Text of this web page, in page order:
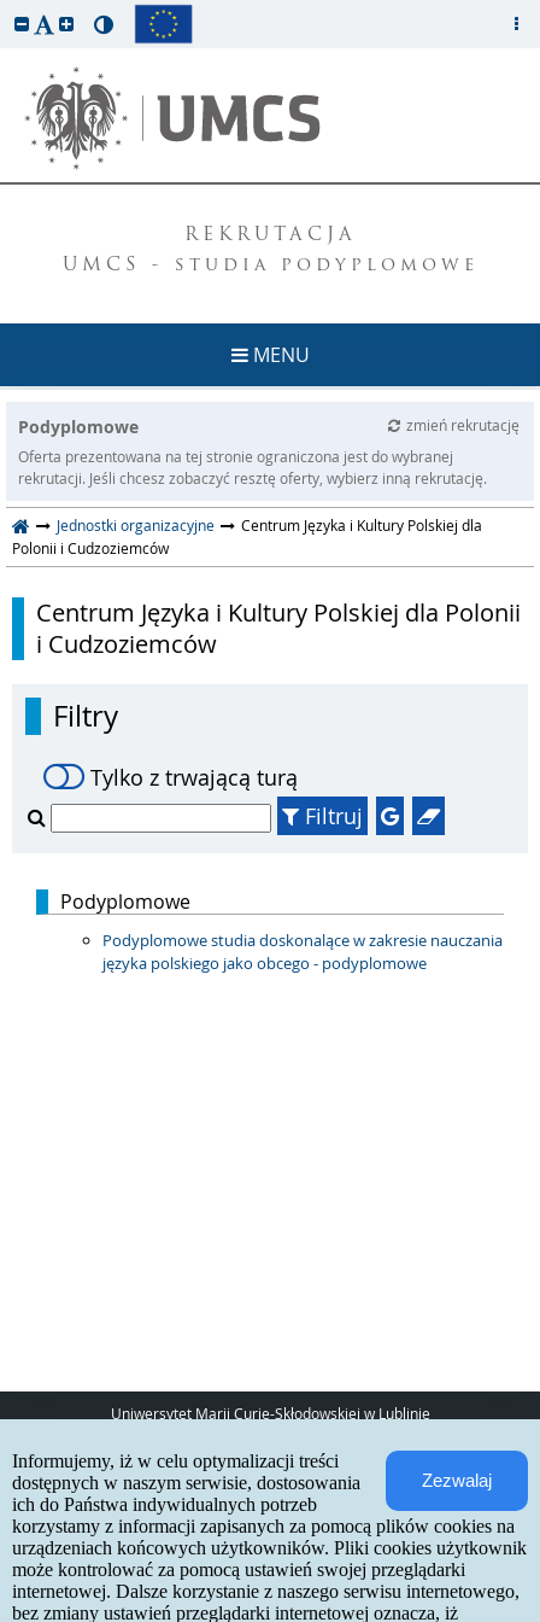
REKRUTACJA
UMCS - studia podyplomowe
MENU
Podyplomowe
zmień rekrutację
Oferta prezentowana na tej stronie ograniczona jest do wybranej
rekrutacji. Jeśli chcesz zobaczyć resztę oferty, wybierz inną rekrutację.
Jednostki organizacyjne
Centrum Języka i Kultury Polskiej dla
Polonii i Cudzoziemców
Centrum Języka i Kultury Polskiej dla Polonii
i Cudzoziemców
Filtry
Tylko z trwającą turą
Filtruj
Podyplomowe
Podyplomowe studia doskonalące w zakresie nauczania
języka polskiego jako obcego - podyplomowe
Uniwersytet Marii Curie-Skłodowskiej w Lublinie
20-031 Lublin
www:http://umcs.pl
Internetowa Rekrutacja Kandydatów
IRK 1.21.3 (6bf78478) :: 2026-06-17
mapa strony
deklaracja dostępności
kontakt
Zezwalaj
Informujemy, iż w celu optymalizacji treści
dostępnych w naszym serwisie, dostosowania
ich do Państwa indywidualnych potrzeb
korzystamy z informacji zapisanych za pomocą plików cookies na
urządzeniach końcowych użytkowników. Pliki cookies użytkownik
może kontrolować za pomocą ustawień swojej przeglądarki
internetowej. Dalsze korzystanie z naszego serwisu internetowego,
bez zmiany ustawień przeglądarki internetowej oznacza, iż